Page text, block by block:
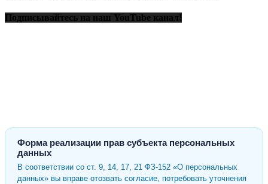
Подписывайтесь на наш YouTube канал!
Форма реализации прав субъекта персональных
данных
В соответствии со ст. 9, 14, 17, 21 ФЗ-152 «О персональных
данных» вы вправе отозвать согласие, потребовать уточнения